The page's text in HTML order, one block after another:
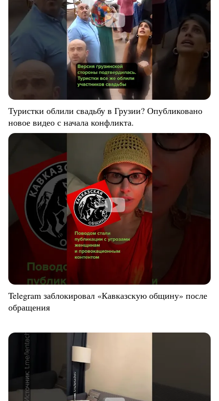
Туристки облили свадьбу в Грузии? Опубликовано
новое видео с начала конфликта.
Telegram заблокировал «Кавказскую общину» после
обращения